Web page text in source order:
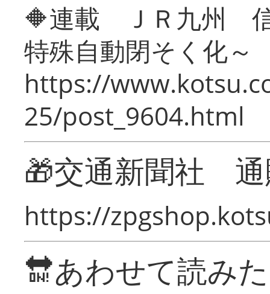
🔶連載 ＪＲ九州 信
特殊自動閉そく化～
https://
25/post_9604.html
🎁交通新聞社
https://
🔛あわせて読み